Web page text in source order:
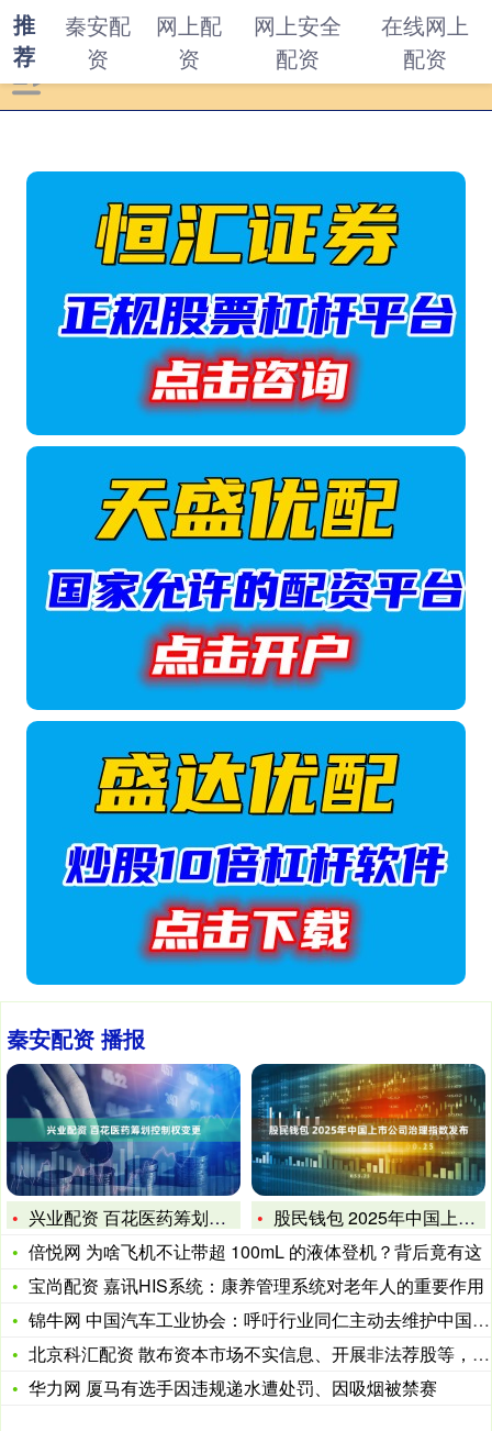
秦安配资 播报
兴业配资 百花医药筹划控制权变更
股民钱包 2025年中国上市公司治理指数发布
倍悦网 为啥飞机不让带超 100mL 的液体登机？背后竟有这
宝尚配资 嘉讯HIS系统：康养管理系统对老年人的重要作用
锦牛网 中国汽车工业协会：呼吁行业同仁主动去维护中国汽车产业
北京科汇配资 散布资本市场不实信息、开展非法荐股等，一批账号
华力网 厦马有选手因违规递水遭处罚、因吸烟被禁赛
推
荐
秦安配
资
网上配
资
网上安全
配资
在线网上
配资